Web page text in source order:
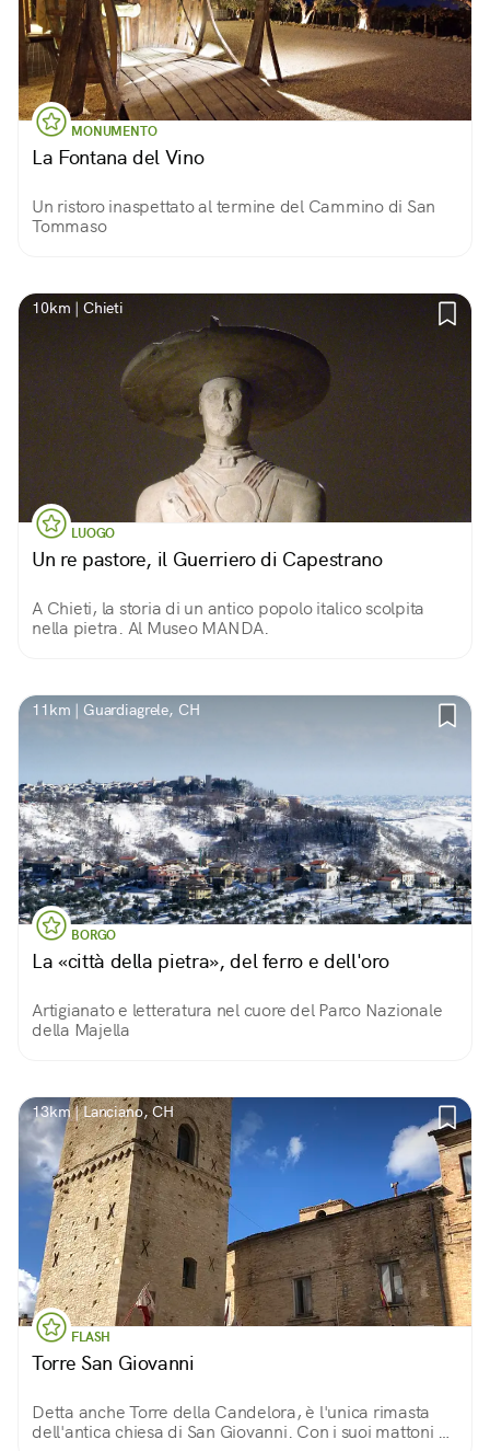
MONUMENTO
La Fontana del Vino
Un ristoro inaspettato al termine del Cammino di San
Tommaso
10km | Chieti
LUOGO
Un re pastore, il Guerriero di Capestrano
A Chieti, la storia di un antico popolo italico scolpita
nella pietra. Al Museo MANDA.
11km | Guardiagrele, CH
BORGO
La «città della pietra», del ferro e dell'oro
Artigianato e letteratura nel cuore del Parco Nazionale
della Majella
13km | Lanciano, CH
FLASH
Torre San Giovanni
Detta anche Torre della Candelora, è l'unica rimasta
dell'antica chiesa di San Giovanni. Con i suoi mattoni a